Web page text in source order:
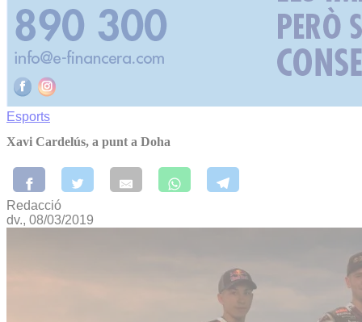
Esports
Xavi Cardelús, a punt a Doha
Redacció
dv., 08/03/2019